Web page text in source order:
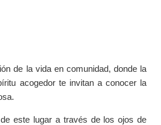
de la vida en comunidad, donde la
acogedor te invitan a conocer la
este lugar a través de los ojos de